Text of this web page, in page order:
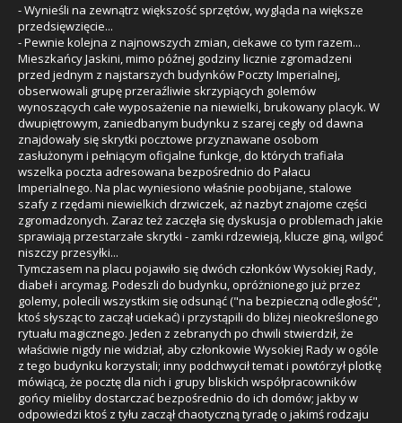
- Wynieśli na zewnątrz większość sprzętów, wygląda na większe
przedsięwzięcie...
- Pewnie kolejna z najnowszych zmian, ciekawe co tym razem...
Mieszkańcy Jaskini, mimo późnej godziny licznie zgromadzeni
przed jednym z najstarszych budynków Poczty Imperialnej,
obserwowali grupę przeraźliwie skrzypiących golemów
wynoszących całe wyposażenie na niewielki, brukowany placyk. W
dwupiętrowym, zaniedbanym budynku z szarej cegły od dawna
znajdowały się skrytki pocztowe przyznawane osobom
zasłużonym i pełniącym oficjalne funkcje, do których trafiała
wszelka poczta adresowana bezpośrednio do Pałacu
Imperialnego. Na plac wyniesiono właśnie poobijane, stalowe
szafy z rzędami niewielkich drzwiczek, aż nazbyt znajome części
zgromadzonych. Zaraz też zaczęła się dyskusja o problemach jakie
sprawiają przestarzałe skrytki - zamki rdzewieją, klucze giną, wilgoć
niszczy przesyłki...
Tymczasem na placu pojawiło się dwóch członków Wysokiej Rady,
diabeł i arcymag. Podeszli do budynku, opróżnionego już przez
golemy, polecili wszystkim się odsunąć ("na bezpieczną odległość",
ktoś słysząc to zaczął uciekać) i przystąpili do bliżej nieokreślonego
rytuału magicznego. Jeden z zebranych po chwili stwierdził, że
właściwie nigdy nie widział, aby członkowie Wysokiej Rady w ogóle
z tego budynku korzystali; inny podchwycił temat i powtórzył plotkę
mówiącą, że pocztę dla nich i grupy bliskich współpracowników
gońcy mieliby dostarczać bezpośrednio do ich domów; jakby w
odpowiedzi ktoś z tyłu zaczął chaotyczną tyradę o jakimś rodzaju